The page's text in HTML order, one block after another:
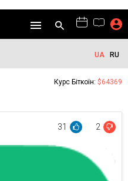
UA RU
Курс Біткоїн: $64369
31 2